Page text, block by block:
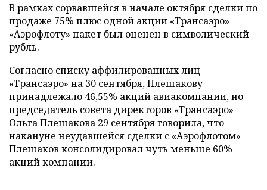
В рамках сорвавшейся в начале октября сделки по
продаже 75% плюс одной акции «Трансаэро»
«Аэрофлоту» пакет был оценен в символический
рубль.
Согласно списку аффилированных лиц
«Трансаэро» на 30 сентября, Плешакову
принадлежало 46,55% акций авиакомпании, но
председатель совета директоров «Трансаэро»
Ольга Плешакова 29 сентября говорила, что
накануне неудавшейся сделки с «Аэрофлотом»
Плешаков консолидировал чуть меньше 60%
акций компании.